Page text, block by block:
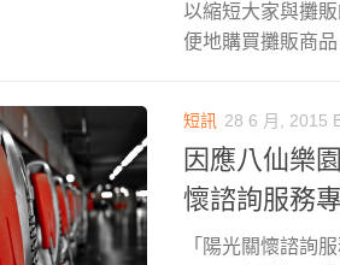
以縮短大家與攤
便地購買攤販商
短訊 28 6 月, 2015
因應八仙樂
懷諮詢服務
「陽光關懷諮詢